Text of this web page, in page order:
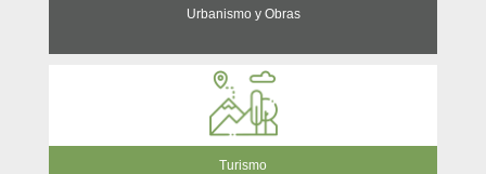
Urbanismo y Obras
Turismo